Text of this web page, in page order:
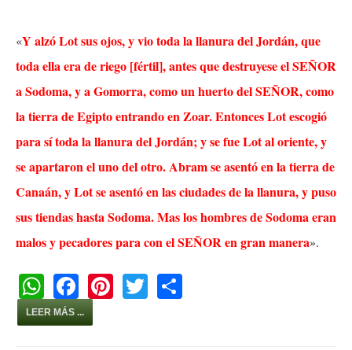
«Y alzó Lot sus ojos, y vio toda la llanura del Jordán, que
toda ella era de riego [fértil], antes que destruyese el SEÑOR
a Sodoma, y a Gomorra, como un huerto del SEÑOR, como
la tierra de Egipto entrando en Zoar. Entonces Lot escogió
para sí toda la llanura del Jordán; y se fue Lot al oriente, y
se apartaron el uno del otro. Abram se asentó en la tierra de
Canaán, y Lot se asentó en las ciudades de la llanura, y puso
sus tiendas hasta Sodoma. Mas los hombres de Sodoma eran
malos y pecadores para con el SEÑOR en gran manera».
W
h
at
F
a
c
Pi
T
LEER MÁS ...